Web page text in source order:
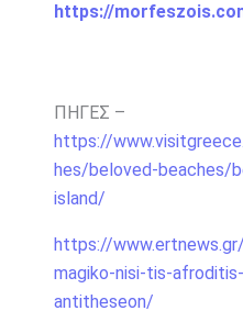
https://
ΠΗΓΕΣ –
https://
hes/beloved-beaches/
island/
https://
magiko-nisi-tis-
antitheseon/